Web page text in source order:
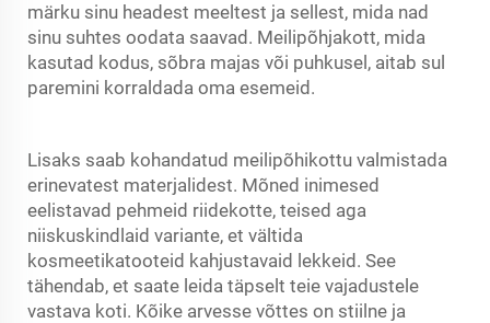
märku sinu headest meeltest ja sellest, mida nad
sinu suhtes oodata saavad. Meilipõhjakott, mida
kasutad kodus, sõbra majas või puhkusel, aitab sul
paremini korraldada oma esemeid.
Lisaks saab kohandatud meilipõhikottu valmistada
erinevatest materjalidest. Mõned inimesed
eelistavad pehmeid riidekotte, teised aga
niiskuskindlaid variante, et vältida
kosmeetikatooteid kahjustavaid lekkeid. See
tähendab, et saate leida täpselt teie vajadustele
vastava koti. Kõike arvesse võttes on stiilne ja